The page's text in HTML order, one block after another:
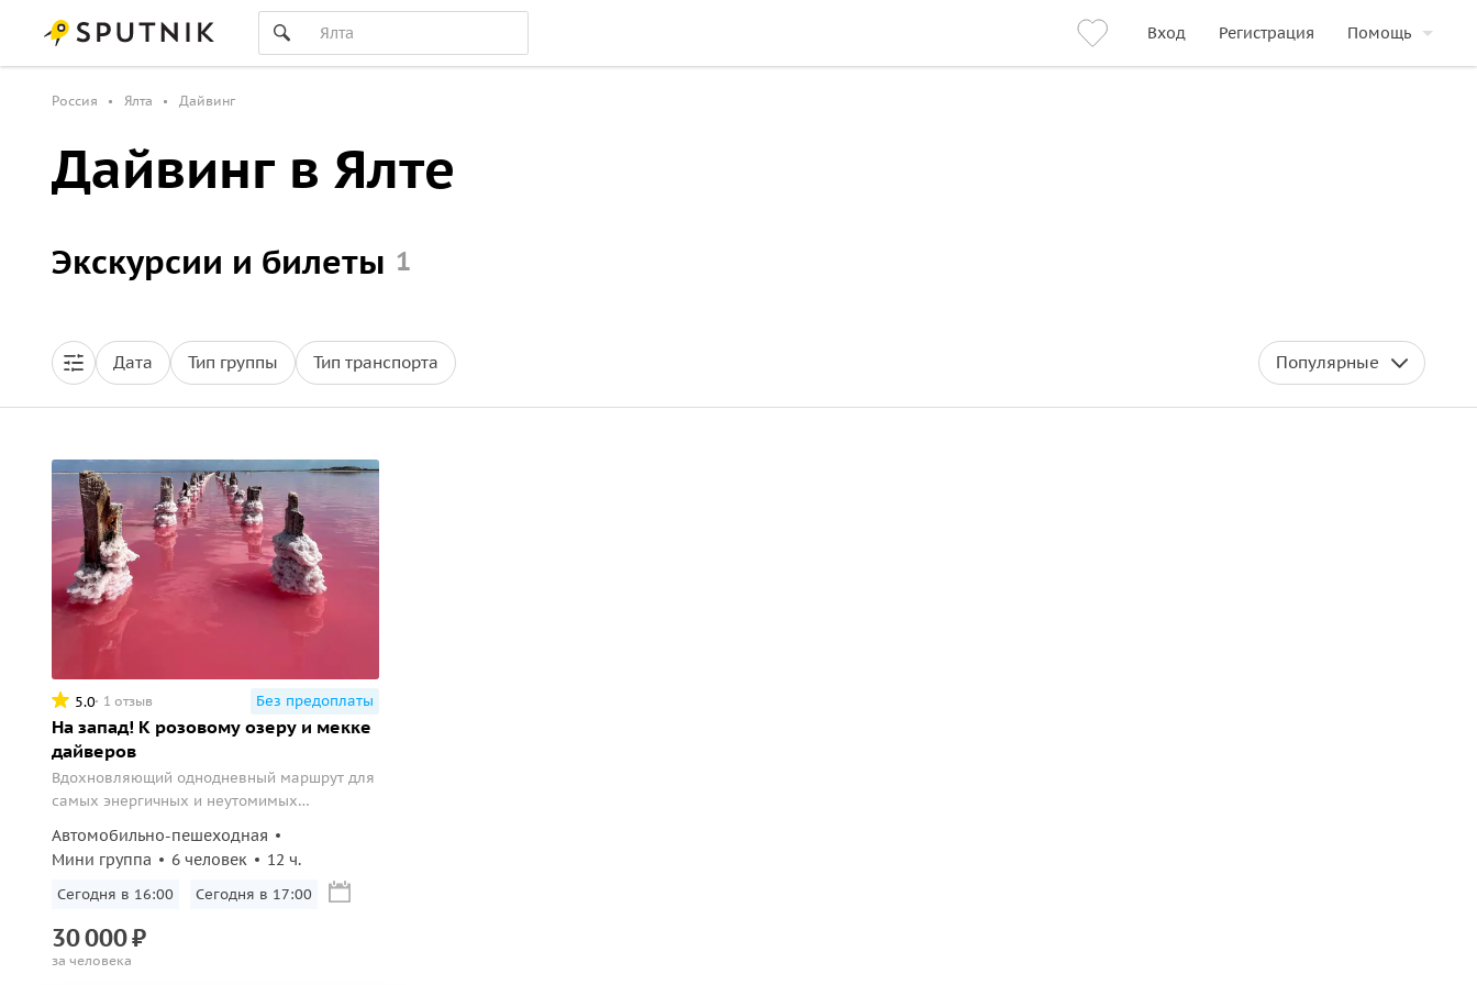
Вход Регистрация Помощь
Россия Ялта Дайвинг
Дайвинг в Ялте
Экскурсии и билеты 1
Дата Тип группы Тип транспорта Популярные
5.0 1 отзыв Без предоплаты
На запад! К розовому озеру и мекке
дайверов
Вдохновляющий однодневный маршрут для
самых энергичных и неутомимых
Автомобильно-пешеходная
Мини группа
6 человек 12 ч.
Сегодня в 16:00 Сегодня в 17:00
30000₽
за человека